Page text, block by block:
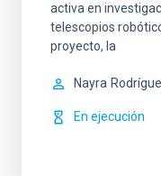
activa en
telescopios
proyecto, la
Nayra
En ejecución